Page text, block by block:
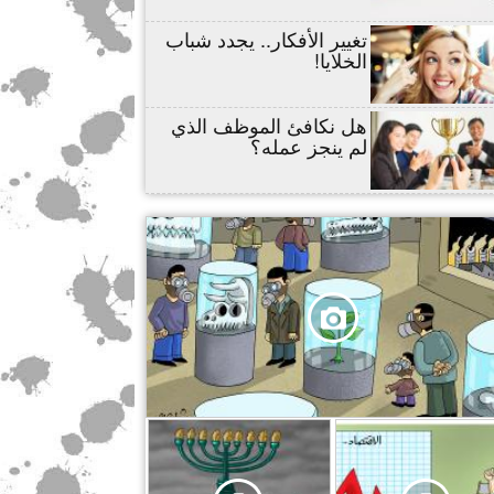
تغيير الأفكار.. يجدد شباب
الخلايا!
هل نكافئ الموظف الذي
لم ينجز عمله؟
,